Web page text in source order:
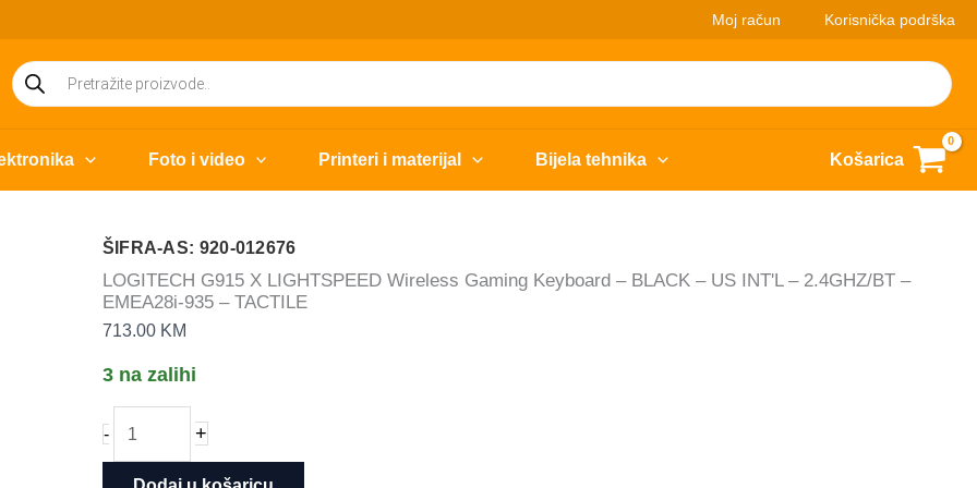
Moj račun Korisnička podrška
Products
search
Foto i video Printeri i materijal Bijela tehnika Košarica
ŠIFRA-AS: 920-012676
LOGITECH G915 X LIGHTSPEED Wireless Gaming Keyboard – BLACK – US INT'L – 2.4GHZ/BT –
EMEA28i-935 – TACTILE
713.00 KM
3 na zalihi
-
LOGITECH
G915
+